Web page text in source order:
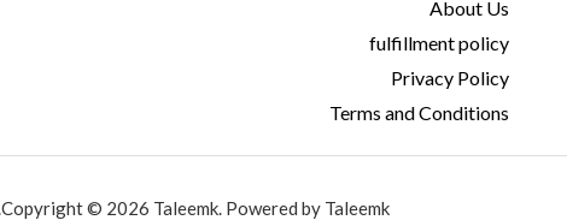
About Us
fulfillment policy
Privacy Policy
Terms and Conditions
Copyright © 2026 Taleemk. Powered by Taleemk.